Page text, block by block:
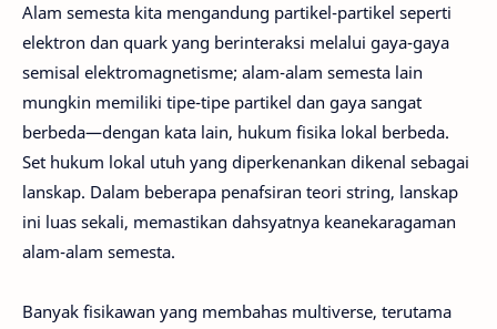
Alam semesta kita mengandung partikel-partikel seperti
elektron dan quark yang berinteraksi melalui gaya-gaya
semisal elektromagnetisme; alam-alam semesta lain
mungkin memiliki tipe-tipe partikel dan gaya sangat
berbeda—dengan kata lain, hukum fisika lokal berbeda.
Set hukum lokal utuh yang diperkenankan dikenal sebagai
lanskap. Dalam beberapa penafsiran teori string, lanskap
ini luas sekali, memastikan dahsyatnya keanekaragaman
alam-alam semesta.
Banyak fisikawan yang membahas multiverse, terutama